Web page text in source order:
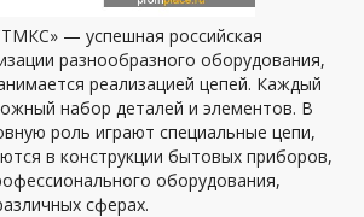
— успешная российская
разнообразного оборудования,
реализацией цепей. Каждый
набор деталей и элементов. В
роль играют специальные цепи,
в конструкции бытовых приборов,
оборудования,
сферах.